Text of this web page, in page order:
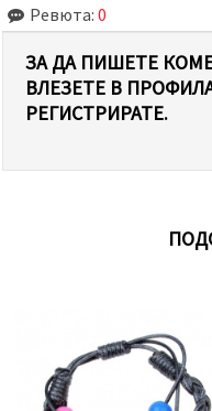
Ревюта: 0
ЗА ДА ПИШЕТЕ
ВЛЕЗЕТЕ В
РЕГИСТРИРАТЕ.